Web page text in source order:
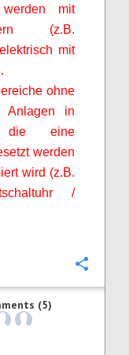
mit
(z.B.
mit
ohne
in
die eine
werden
wird (z.B.
/
(5)